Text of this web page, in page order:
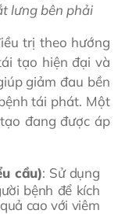
lưng bên phải
trị theo hướng
tạo hiện đại và
giảm đau bền
tái phát. Một
đang được áp
cầu): Sử dụng
bệnh để kích
cao với viêm